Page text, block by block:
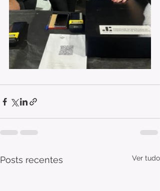
Posts recentes Ver tudo